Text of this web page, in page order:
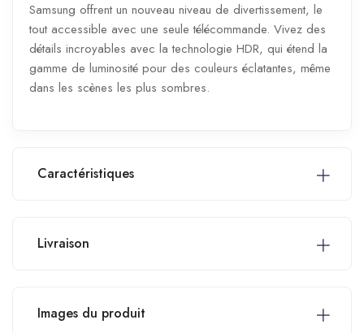
Samsung offrent un nouveau niveau de divertissement, le
tout accessible avec une seule télécommande. Vivez des
détails incroyables avec la technologie HDR, qui étend la
gamme de luminosité pour des couleurs éclatantes, même
dans les scènes les plus sombres.
Caractéristiques
Livraison
Images du produit